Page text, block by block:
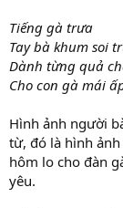
Tiếng gà trưa
Tay bà khum soi
Dành từng quả
Cho con gà mái
Hình ảnh người
từ, đó là hình
hôm lo cho đàn
yêu.